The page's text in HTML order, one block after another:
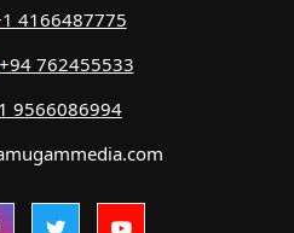
4166487775
+94 762455533
9566086994